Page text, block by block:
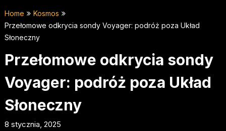
Home
Kosmos
Przełomowe odkrycia sondy Voyager: podróż poza Układ
Słoneczny
Przełomowe odkrycia sondy
Voyager: podróż poza Układ
Słoneczny
8 stycznia, 2025